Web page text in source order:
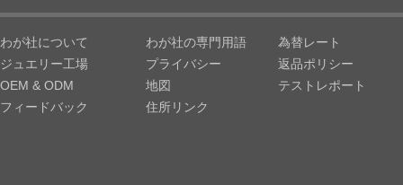
わが社について
ジュエリー工場
OEM & ODM
フィードバック
わが社の専門用語
プライバシー
地図
住所リンク
為替レート
返品ポリシー
テストレポート